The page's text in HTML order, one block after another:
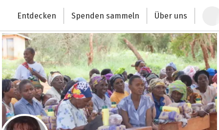
Deutschlands größte Spendenplattform
Entdecken Spenden sammeln Über uns